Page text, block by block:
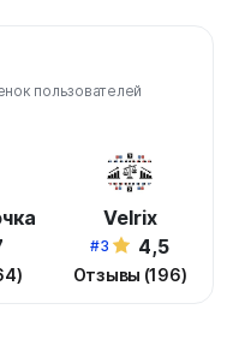
пользователей
Velrix
#3 4,5
Отзывы (196)